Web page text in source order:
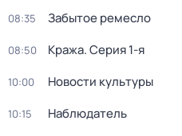
08:35 Забытое ремесло
08:50 Кража. Серия 1-я
10:00 Новости культуры
10:15 Наблюдатель